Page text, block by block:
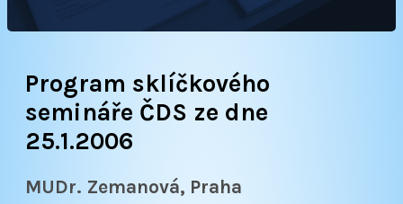
Program sklíčkového
semináře ČDS ze dne
25.1.2006
MUDr. Zemanová, Praha